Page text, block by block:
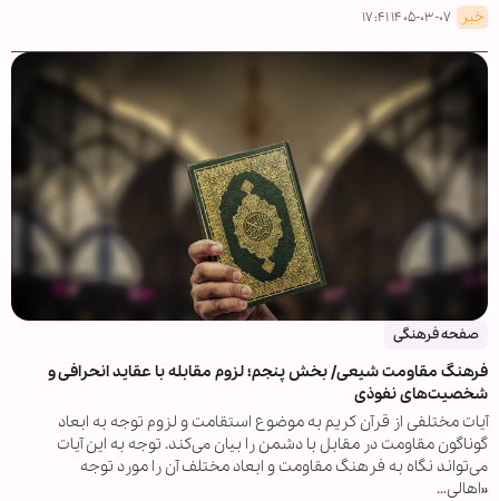
خبر ۱۴۰۵-۰۳-۰۷ ۱۷:۴۱
صفحه فرهنگی
فرهنگ مقاومت شیعی/ بخش پنجم؛ لزوم مقابله با عقاید انحرافی و
شخصیت‌های نفوذی
آیات مختلفی از قرآن کریم به موضوع استقامت و لزوم توجه به ابعاد
گوناگون مقاومت در مقابل با دشمن را بیان می‌کند. توجه به این آیات
می‌تواند نگاه به فرهنگ مقاومت و ابعاد مختلف آن را مورد توجه
«اهالی…